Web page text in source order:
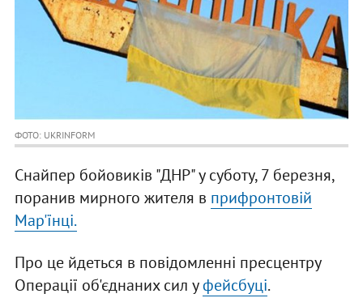
ФОТО: UKRINFORM
Снайпер бойовиків "ДНР" у суботу, 7 березня,
поранив мирного жителя в прифронтовій
Мар'їнці.
Про це йдеться в повідомленні пресцентру
Операції об'єднаних сил уфейсбуці.